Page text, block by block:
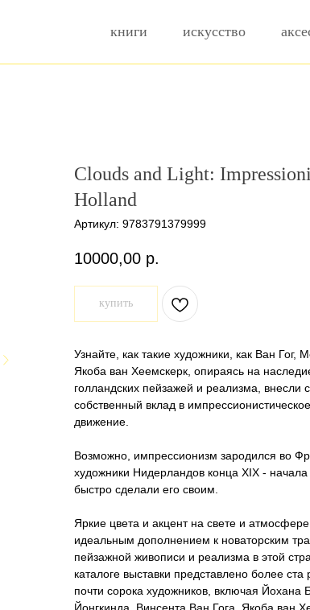
книги искусство
Clouds and Light:
Holland
Артикул: 9783791379999
10000,00 р.
купить
Узнайте, как такие художники, как Ван Гог,
Якоба ван Хеемскерк, опираясь на
голландских пейзажей и реализма, внесли
собственный вклад в импрессионистическое
движение.
Возможно, импрессионизм зародился во
художники Нидерландов конца XIX - начала
быстро сделали его своим.
Яркие цвета и акцент на свете и атмосфере
идеальным дополнением к новаторским
пейзажной живописи и реализма в этой
каталоге выставки представлено более ста
почти сорока художников, включая Йохана